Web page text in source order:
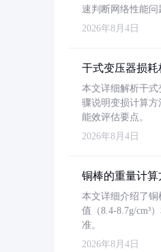
速判断网络性能问
2026年8月4日
干式变压器损
本文详细解析干式
骤说明变损计算方
能效评估要点。
2026年8月4日
铜棒的重量计
本文详细介绍了
值（8.4-8.7g/cm³
准。
2026年8月4日